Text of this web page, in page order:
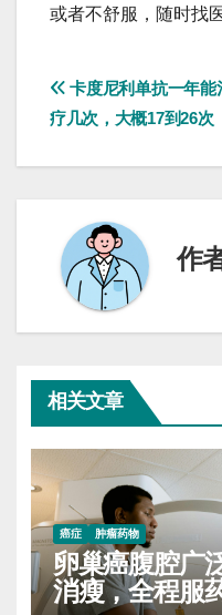
或者不舒服，随时找
文
章
航
卡度尼利单抗一年能
疗几次，大概17到26次
作
相关文章
癌症 肿瘤药物
卵巢癌腹腔广
消瘦，全程服